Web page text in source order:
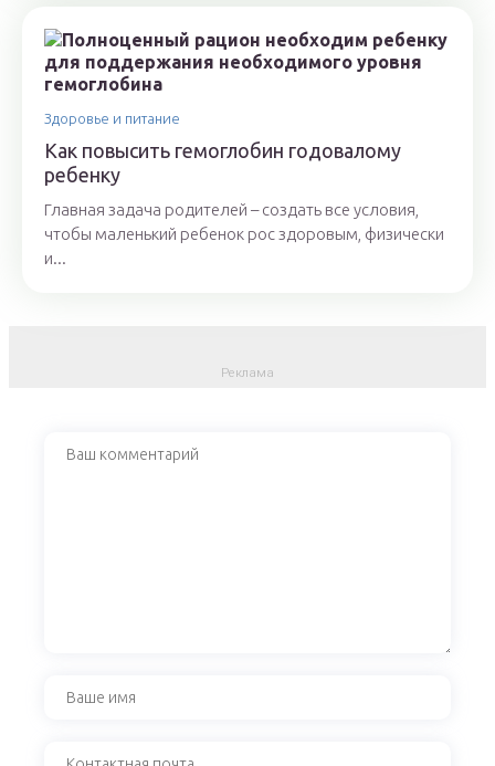
Здоровье и питание
Как повысить гемоглобин годовалому
ребенку
Главная задача родителей – создать все условия,
чтобы маленький ребенок рос здоровым, физически
и...